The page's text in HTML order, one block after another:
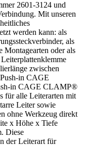
2601-3124 und
Mit unseren
werden kann: als
als
Montagearten oder als
zwischen
in CAGE
in CAGE CLAMP®
für alle Leiterarten mit
Leiter sowie
ohne Werkzeug direkt
x Höhe x Tiefe
Diese
der Leiterart für